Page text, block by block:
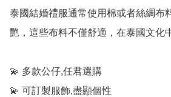
泰國結婚禮服通常使用棉或者絲綢布
艷，這些布料不僅舒適，在泰國文化
💫 多款公仔,任君選購
💫 可訂製服飾,盡顯個性